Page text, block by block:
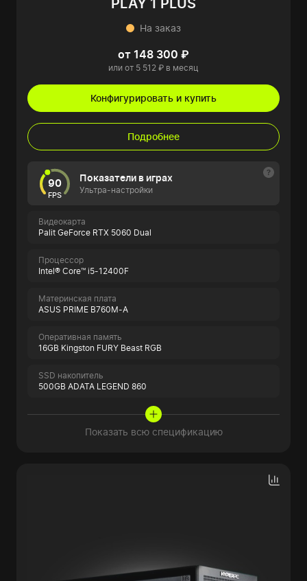
PLAY 1 PLUS
На заказ
от 148 300 ₽
или от 5 512 ₽ в месяц
Конфигурировать и купить
Подробнее
90
FPS
Показатели в играх
Ультра-настройки
Видеокарта
Palit GeForce RTX 5060 Dual
Процессор
Intel® Core™ i5-12400F
Материнская плата
ASUS PRIME B760M-A
Оперативная память
16GB Kingston FURY Beast RGB
SSD накопитель
500GB ADATA LEGEND 860
Показать всю спецификацию